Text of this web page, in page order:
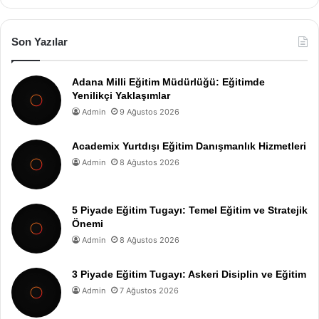
Son Yazılar
Adana Milli Eğitim Müdürlüğü: Eğitimde
Yenilikçi Yaklaşımlar
Admin 9 Ağustos 2026
Academix Yurtdışı Eğitim Danışmanlık Hizmetleri
Admin 8 Ağustos 2026
5 Piyade Eğitim Tugayı: Temel Eğitim ve Stratejik
Önemi
Admin 8 Ağustos 2026
3 Piyade Eğitim Tugayı: Askeri Disiplin ve Eğitim
Admin 7 Ağustos 2026